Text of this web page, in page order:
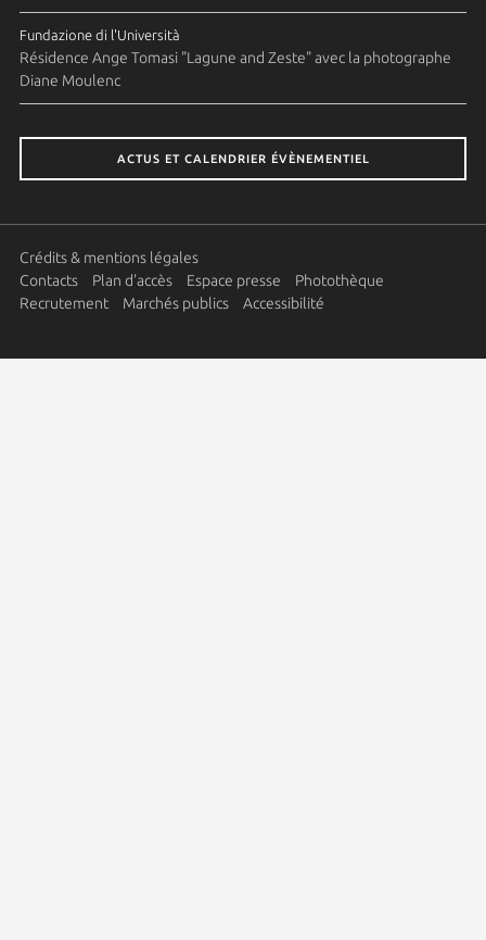
Fundazione di l'Università
Résidence Ange Tomasi "Lagune and Zeste" avec la photographe
Diane Moulenc
ACTUS ET CALENDRIER ÉVÈNEMENTIEL
Crédits & mentions légales
Contacts
Plan d'accès Espace presse
Photothèque
Recrutement
Marchés publics Accessibilité